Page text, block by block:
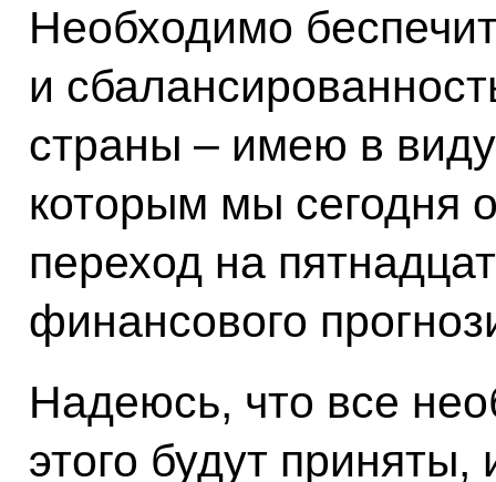
Необходимо
и
страны – имею в
которым мы сегодня
переход на
финансового
Надеюсь, что все
этого будут